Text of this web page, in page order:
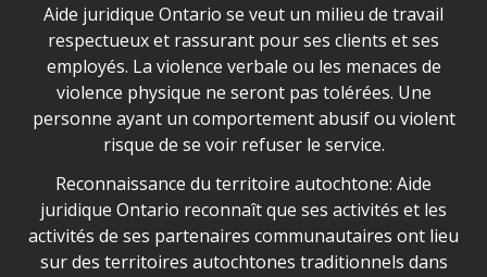
Déclaration sur la sécurité dans les locaux d'AJO.
Aide juridique Ontario se veut un milieu de travail
respectueux et rassurant pour ses clients et ses
employés. La violence verbale ou les menaces de
violence physique ne seront pas tolérées. Une
personne ayant un comportement abusif ou violent
risque de se voir refuser le service.
Legal Aid Ontario land acknowledgement
Reconnaissance du territoire autochtone: Aide
juridique Ontario reconnaît que ses activités et les
activités de ses partenaires communautaires ont lieu
sur des territoires autochtones traditionnels dans